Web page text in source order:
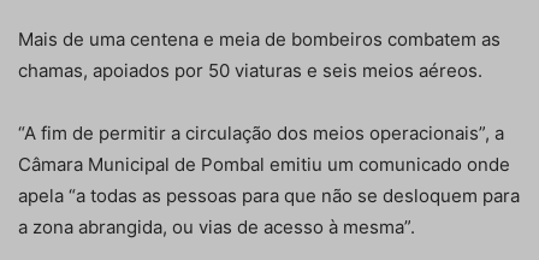
Mais de uma centena e meia de bombeiros combatem as
chamas, apoiados por 50 viaturas e seis meios aéreos.
“A fim de permitir a circulação dos meios operacionais”, a
Câmara Municipal de Pombal emitiu um comunicado onde
apela “a todas as pessoas para que não se desloquem para
a zona abrangida, ou vias de acesso à mesma”.